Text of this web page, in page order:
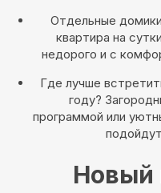
Отдельные
квартира на
недорого и с
Где лучше
году?
программой или
Новый